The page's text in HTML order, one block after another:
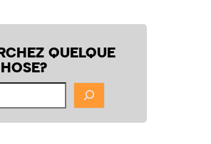
QUELQUE